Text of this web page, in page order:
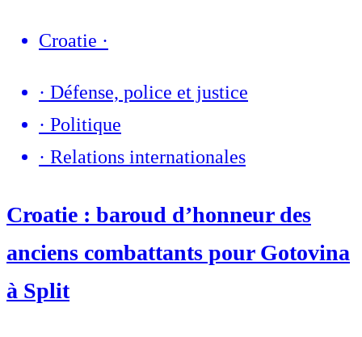
Croatie ·
· Défense, police et justice
· Politique
· Relations internationales
Croatie : baroud d’honneur des
anciens combattants pour Gotovina
à Split